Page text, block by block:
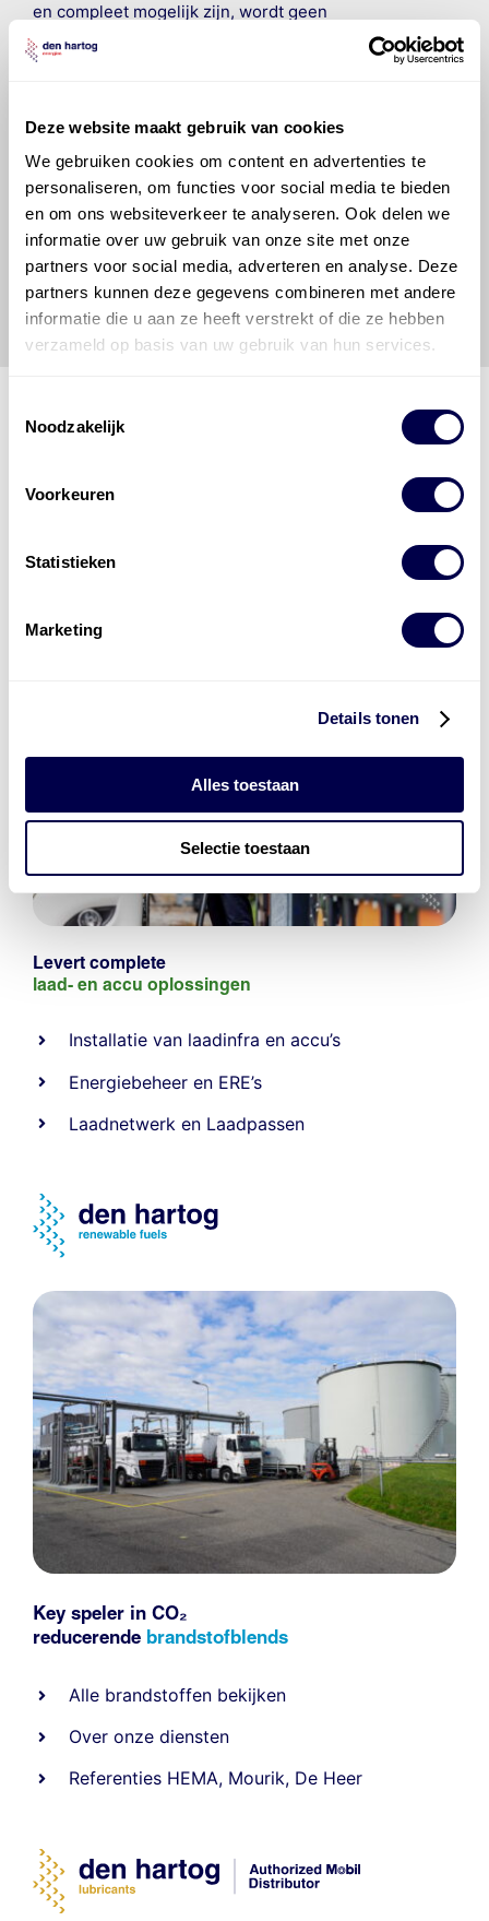
Deze website maakt gebruik van cookies
We gebruiken cookies om content en advertenties te
personaliseren, om functies voor social media te bieden
en om ons websiteverkeer te analyseren. Ook delen we
informatie over uw gebruik van onze site met onze
partners voor social media, adverteren en analyse. Deze
partners kunnen deze gegevens combineren met andere
informatie die u aan ze heeft verstrekt of die ze hebben
verzameld op basis van uw gebruik van hun services.
Noodzakelijk
Voorkeuren
Statistieken
Marketing
Details tonen
Alles toestaan
Selectie toestaan
en compleet mogelijk zijn, wordt geen
aansprakelijkheid aanvaard, anders dan waartoe een
wettelijke verplichting bestaat, voor schade of verlies
raadplegen en te gebruiken erkent de gebruiker dat
hij/zij de ervaring, de kennis en het vermogen heeft
om de vereiste onderhoudswerkzaamheden op een
veilige en verantwoorde manier uit te voeren. Hij/zij
vrijwaart en indemniseert de uitgever en
Energies voor enig verlies, letsel, claim en schade
veroorzaakt door een onjuiste interpretatie of een
onjuist gebruik van de gepubliceerde gegevens.
Levert complete
laad- en accu oplossingen
Installatie van laadinfra en accu’s
Energiebeheer en ERE’s
Laadnetwerk en Laadpassen
Key speler in CO₂
reducerende brandstofblends
Alle brandstoffen bekijken
Over onze diensten
Referenties HEMA, Mourik, De Heer